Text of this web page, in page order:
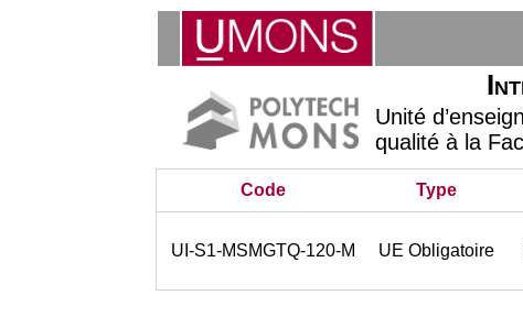
Unité
qualité à la
Code Type
UI-S1-MSMGTQ-120-M UE Obligatoire